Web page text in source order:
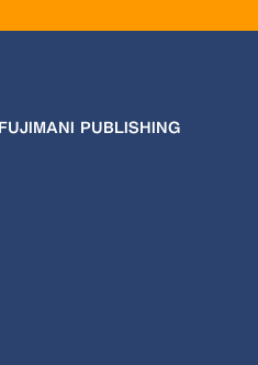
FUJIMANI PUBLISHING